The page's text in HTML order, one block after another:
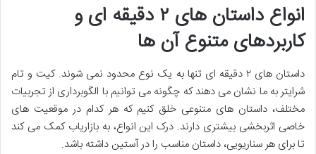
انواع داستان های ۲ دقیقه ای و
کاربردهای متنوع آن ها
داستان های ۲ دقیقه ای تنها به یک نوع محدود نمی شوند. کیت و تام
شرایتر به ما نشان می دهند که چگونه می توانیم با الگوبرداری از تجربیات
مختلف، داستان های متنوعی خلق کنیم که هر کدام در موقعیت های
خاصی اثربخشی بیشتری دارند. درک این انواع، به بازاریاب کمک می کند
تا برای هر سناریویی، داستان مناسب را در آستین داشته باشد.